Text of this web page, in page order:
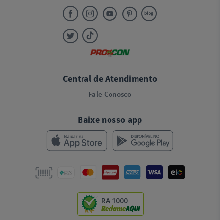
Central de Atendimento
Fale Conosco
Baixe nosso app
RA 1000